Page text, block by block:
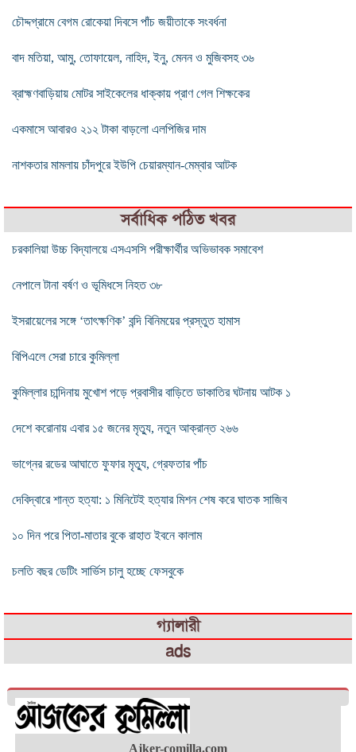
চৌদ্দগ্রামে বেগম রোকেয়া দিবসে পাঁচ জয়ীতাকে সংবর্ধনা
বাদ মতিয়া, আমু, তোফায়েল, নাহিদ, ইনু, মেনন ও মুজিবসহ ৩৬
ব্রাহ্মণবাড়িয়ায় মোটর সাইকেলের ধাক্কায় প্রাণ গেল শিক্ষকের
একমাসে আবারও ২১২ টাকা বাড়লো এলপিজির দাম
নাশকতার মামলায় চাঁদপুরে ইউপি চেয়ারম্যান-মেম্বার আটক
সর্বাধিক পঠিত খবর
চরকালিয়া উচ্চ বিদ্যালয়ে এসএসসি পরীক্ষার্থীর অভিভাবক সমাবেশ
নেপালে টানা বর্ষণ ও ভূমিধসে নিহত ৩৮
ইসরায়েলের সঙ্গে ‘তাৎক্ষণিক’ বন্দি বিনিময়ের প্রস্তুত হামাস
বিপিএলে সেরা চারে কুমিল্লা
কুমিল্লার চান্দিনায় মুখোশ পড়ে প্রবাসীর বাড়িতে ডাকাতির ঘটনায় আটক ১
দেশে করোনায় এবার ১৫ জনের মৃত্যু, নতুন আক্রান্ত ২৬৬
ভাগ্নের রডের আঘাতে ফুফার মৃত্যু, গ্রেফতার পাঁচ
দেবিদ্বারে শান্ত হত্যা: ১ মিনিটেই হত্যার মিশন শেষ করে ঘাতক সাজিব
১০ দিন পরে পিতা-মাতার বুকে রাহাত ইবনে কালাম
চলতি বছর ডেটিং সার্ভিস চালু হচ্ছে ফেসবুকে
গ্যালারী
ads
Ajker-comilla.com